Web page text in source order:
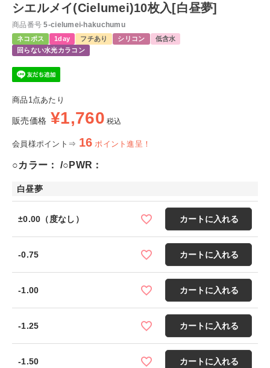
シエルメイ(Cielumei)10枚入[白昼夢]
商品番号 5-cielumei-hakuchumu
ネコポス 1day フチあり シリコン
低含水
回らない水光カラコン
商品1点あたり
販売価格 ¥1,760 税込
会員様ポイント⇒ 16 ポイント進呈！
○カラー： ○PWR：
白昼夢
±0.00（度なし） カートに入れる
-0.75 カートに入れる
-1.00 カートに入れる
-1.25 カートに入れる
-1.50 カートに入れる